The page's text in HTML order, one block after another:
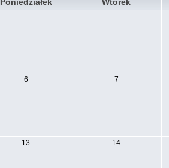
Poniedziałek Wtorek
6 7
13 14